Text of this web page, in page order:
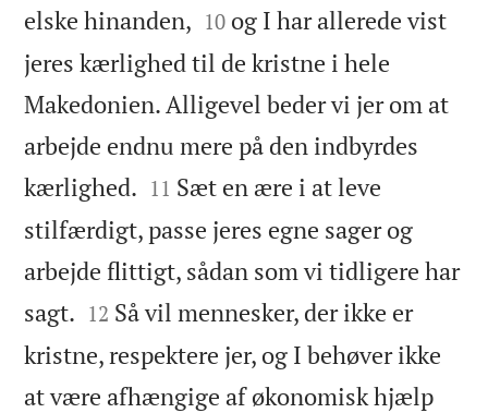
elske hinanden, 

10 og I har allerede vist
jeres kærlighed til de kristne i hele
Makedonien. Alligevel beder vi jer om at
arbejde endnu mere på den indbyrdes
kærlighed. 

11 Sæt en ære i at leve
stilfærdigt, passe jeres egne sager og
arbejde flittigt, sådan som vi tidligere har
sagt. 

12 Så vil mennesker, der ikke er
kristne, respektere jer, og I behøver ikke
at være afhængige af økonomisk hjælp